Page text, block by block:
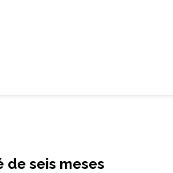
de seis meses